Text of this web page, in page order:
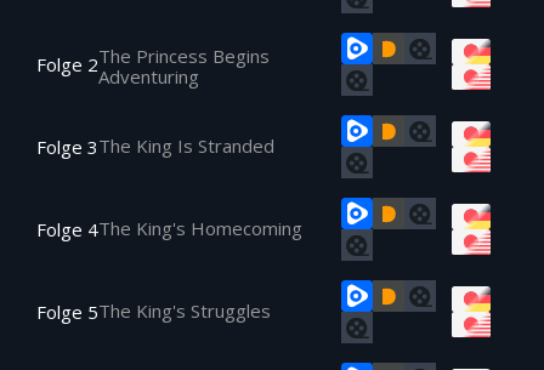
Folge 2The Princess Begins
Adventuring
Folge 3The King Is Stranded
Folge 4The King's Homecoming
Folge 5The King's Struggles